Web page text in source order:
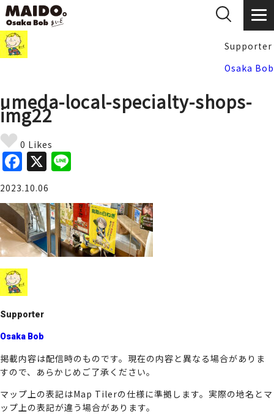
Supporter
Osaka Bob
umeda-local-specialty-shops-
img22
0 Likes
F
a
c
e
b
o
o
k
X
e
2023.10.06
Supporter
Osaka Bob
掲載内容は配信時のものです。現在の内容と異なる場合がありま
すので、あらかじめご了承ください。
マップ上の表記はMap Tilerの仕様に準拠します。実際の地名とマ
ップ上の表記が違う場合があります。